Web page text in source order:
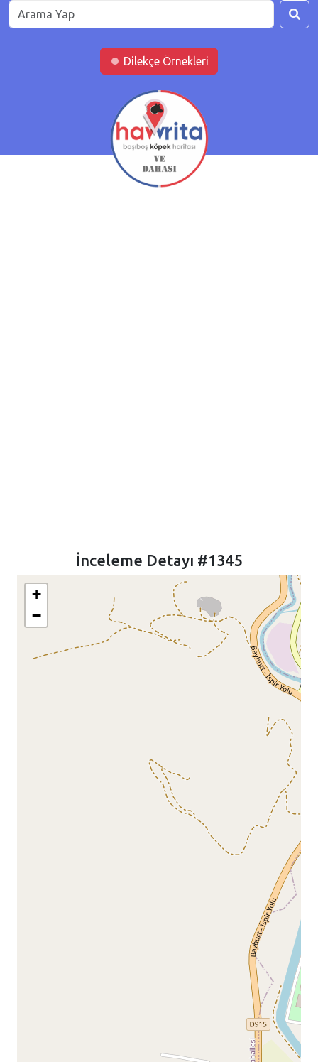
Dilekçe Örnekleri
İnceleme Detayı #1345
+
−